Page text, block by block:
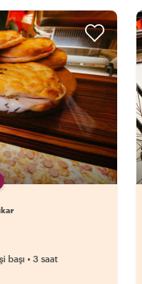
başı •3 saat